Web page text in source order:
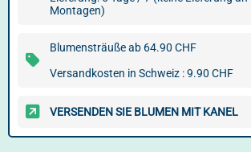
Montagen)
Blumensträuße ab 64.90 CHF
Versandkosten in Schweiz : 9.90 CHF
VERSENDEN SIE BLUMEN MIT KANEL